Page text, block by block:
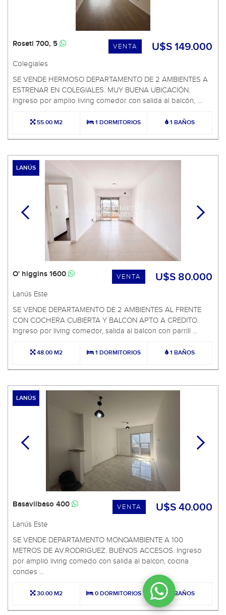
U$S 149.000
VENTA
Roseti 700, 5
Colegiales
SE VENDE HERMOSO DEPARTAMENTO DE 2 AMBIENTES A
ESTRENAR EN COLEGIALES. MUY BUENA UBICACIÓN.
Ingreso por amplio living comedor con salida al balcón, ...
55.00 M2 1 DORMITORIOS 1 BAÑOS
LANÚS
U$S 80.000
VENTA
O' higgins 1600
Lanús Este
SE VENDE DEPARTAMENTO DE 2 AMBIENTES AL FRENTE
CON COCHERA CUBIERTA Y BALCON APTO A CREDITO.
Ingreso por living comedor, salida al balcon con parrill ...
48.00 M2 1 DORMITORIOS 1 BAÑOS
LANÚS
U$S 40.000
VENTA
Basavilbaso 400
Lanús Este
SE VENDE DEPARTAMENTO MONOAMBIENTE A 100
METROS DE AV.RODRIGUEZ. BUENOS ACCESOS. Ingreso
por amplio living comedo con salida al balcon, cocina
condes ...
30.00 M2 0 DORMITORIOS 1 BAÑOS